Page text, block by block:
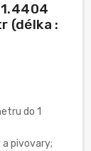
(délka :
do 1
pivovary;